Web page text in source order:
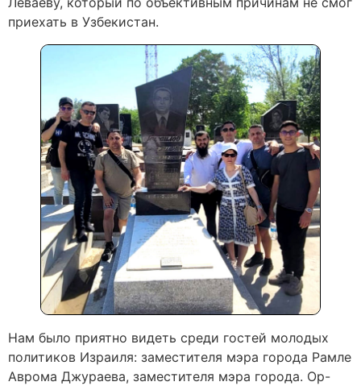
приехать в Узбекистан.
Нам было приятно видеть среди гостей молодых
политиков Израиля: заместителя мэра города Рамле
Аврома Джураева, заместителя мэра города. Ор-